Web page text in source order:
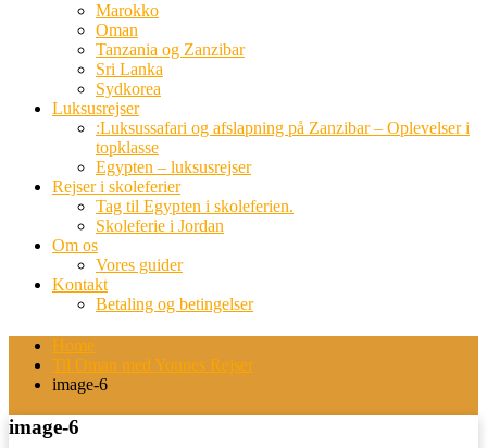
Marokko
Oman
Tanzania og Zanzibar
Sri Lanka
Sydkorea
Luksusrejser
:Luksussafari og afslapning på Zanzibar – Oplevelser i
topklasse
Egypten – luksusrejser
Rejser i skoleferier
Tag til Egypten i skoleferien.
Skoleferie i Jordan
Om os
Vores guider
Kontakt
Betaling og betingelser
Home
Til Oman med Younes Rejser
image-6
image-6